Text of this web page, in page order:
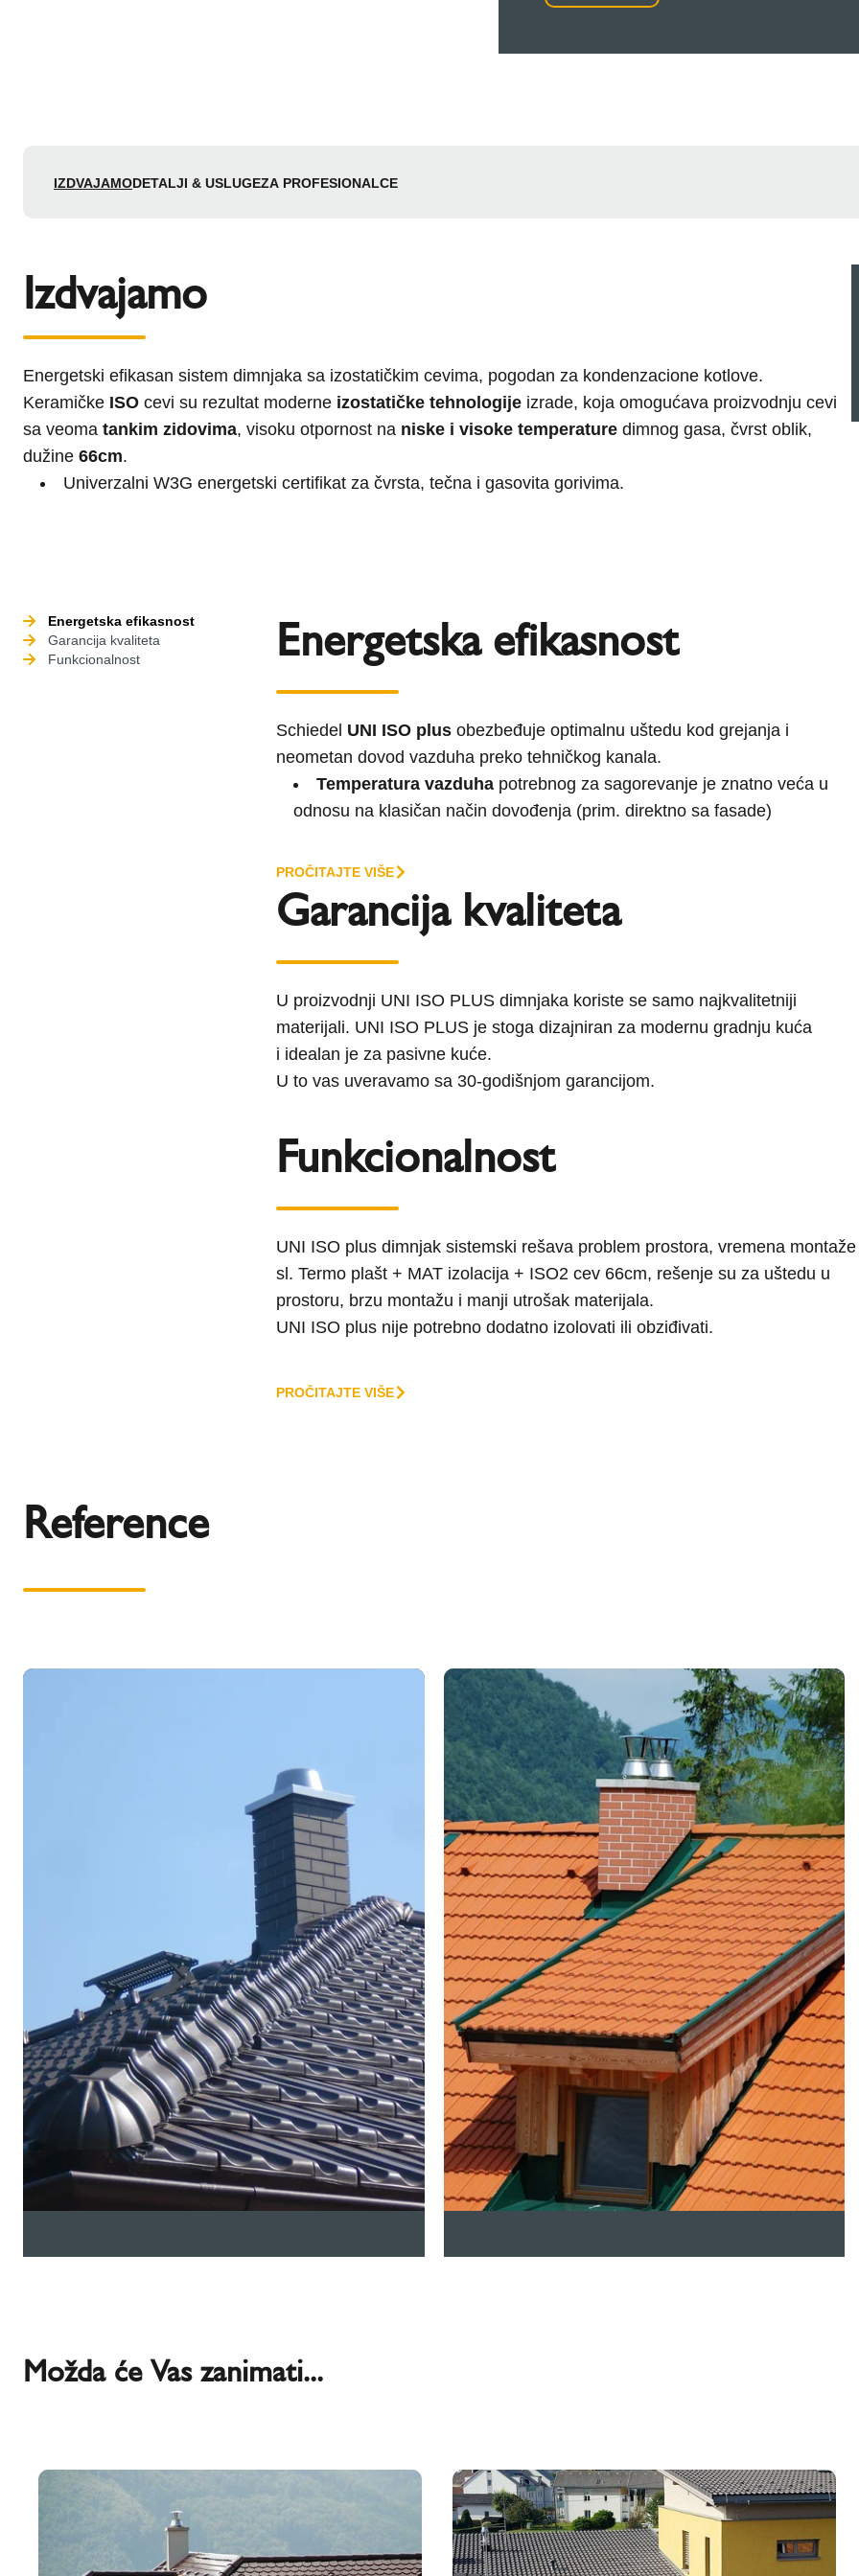
IZDVAJAMODETALJI & USLUGEZA PROFESIONALCE
Izdvajamo
Energetski efikasan sistem dimnjaka sa izostatičkim cevima, pogodan za kondenzacione kotlove.
Keramičke ISO cevi su rezultat moderne izostatičke tehnologije izrade, koja omogućava proizvodnju cevi
sa veoma tankim zidovima, visoku otpornost na niske i visoke temperature dimnog gasa, čvrst oblik,
dužine 66cm.
Univerzalni W3G energetski certifikat za čvrsta, tečna i gasovita gorivima.
Energetska efikasnost
Garancija kvaliteta
Funkcionalnost
Energetska efikasnost
Schiedel UNI ISO plus obezbeđuje optimalnu uštedu kod grejanja i
neometan dovod vazduha preko tehničkog kanala.
Temperatura vazduha potrebnog za sagorevanje je znatno veća u
odnosu na klasičan način dovođenja (prim. direktno sa fasade)
PROČITAJTE VIŠE
Garancija kvaliteta
U proizvodnji UNI ISO PLUS dimnjaka koriste se samo najkvalitetniji
materijali. UNI ISO PLUS je stoga dizajniran za modernu gradnju kuća
i idealan je za pasivne kuće.
U to vas uveravamo sa 30-godišnjom garancijom.
Funkcionalnost
UNI ISO plus dimnjak sistemski rešava problem prostora, vremena
sl. Termo plašt + MAT izolacija + ISO2 cev 66cm, rešenje su za uštedu u
prostoru, brzu montažu i manji utrošak materijala.
UNI ISO plus nije potrebno dodatno izolovati ili obziđivati.
PROČITAJTE VIŠE
Reference
Možda će Vas zanimati...